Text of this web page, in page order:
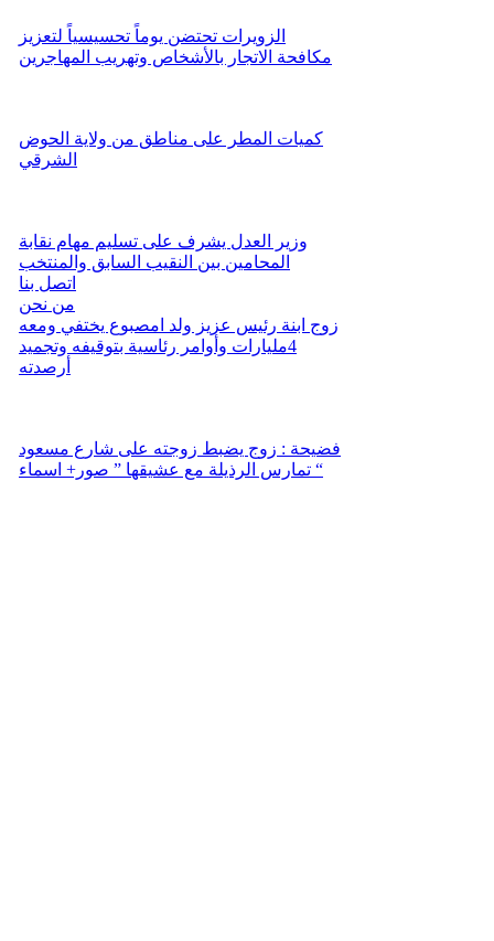
الزويرات تحتضن يوماً تحسيسياً لتعزيز
مكافحة الاتجار بالأشخاص وتهريب المهاجرين
كميات المطر على مناطق من ولاية الحوض
الشرقي
وزير العدل يشرف على تسليم مهام نقابة
المحامين بين النقيب السابق والمنتخب
اتصل بنا
من نحن
زوج ابنة رئيس عزيز ولد امصبوع يختفي ومعه
4مليارات وأوامر رئاسية بتوقيفه وتجميد
أرصدته
فضيحة : زوج يضبط زوجته على شارع مسعود
تمارس الرذيلة مع عشيقها ” صور+ اسماء “